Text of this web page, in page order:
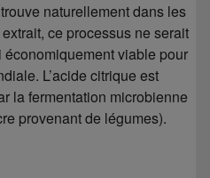
naturellement dans les
ce processus ne serait
viable pour
L’acide citrique est
la fermentation microbienne
provenant de légumes).